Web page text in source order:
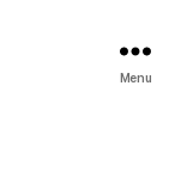
Menu